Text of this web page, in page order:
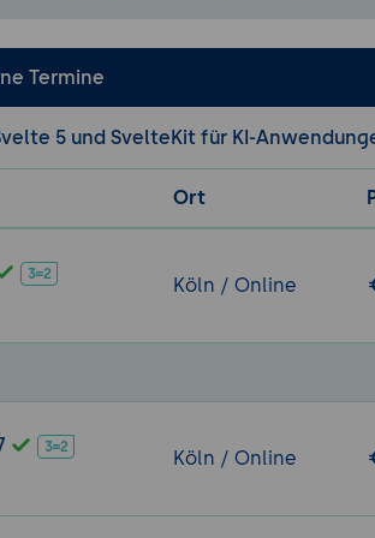
System-Prompts,
Fehler-Behandlung und
Praxis-Übung Tag 1:
Eine Streaming-Chat-
anbinden und im Chat
Anwendung definieren (zum
produktiv aussehender Chat
Was Tool Calling leistet:
Anwendungs-Fälle:
Typisierte Parameter und
Termine
5 und SvelteKit für KI-
Ort
Köln / Online
Köln / Online